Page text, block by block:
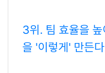
3위. 팀 효율을
을 '이렇게' 만든다